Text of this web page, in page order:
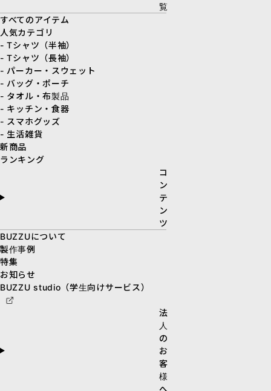
覧
すべてのアイテム
人気カテゴリ
- Tシャツ（半袖）
- Tシャツ（長袖）
- パーカー・スウェット
- バッグ・ポーチ
- タオル・布製品
- キッチン・食器
- スマホグッズ
- 生活雑貨
新商品
ランキング
コ
ン
テ
ン
ツ
BUZZUについて
製作事例
特集
お知らせ
BUZZU studio（学生向けサービス）
法
人
の
お
客
様
へ